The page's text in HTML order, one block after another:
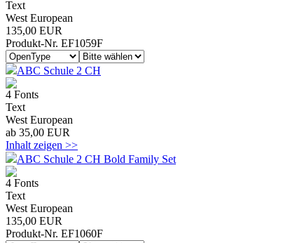
Text
West European
135,00 EUR
Produkt-Nr. EF1059F
ABC Schule 2 CH
4 Fonts
Text
West European
ab 35,00 EUR
Inhalt zeigen >>
ABC Schule 2 CH Bold Family Set
4 Fonts
Text
West European
135,00 EUR
Produkt-Nr. EF1060F